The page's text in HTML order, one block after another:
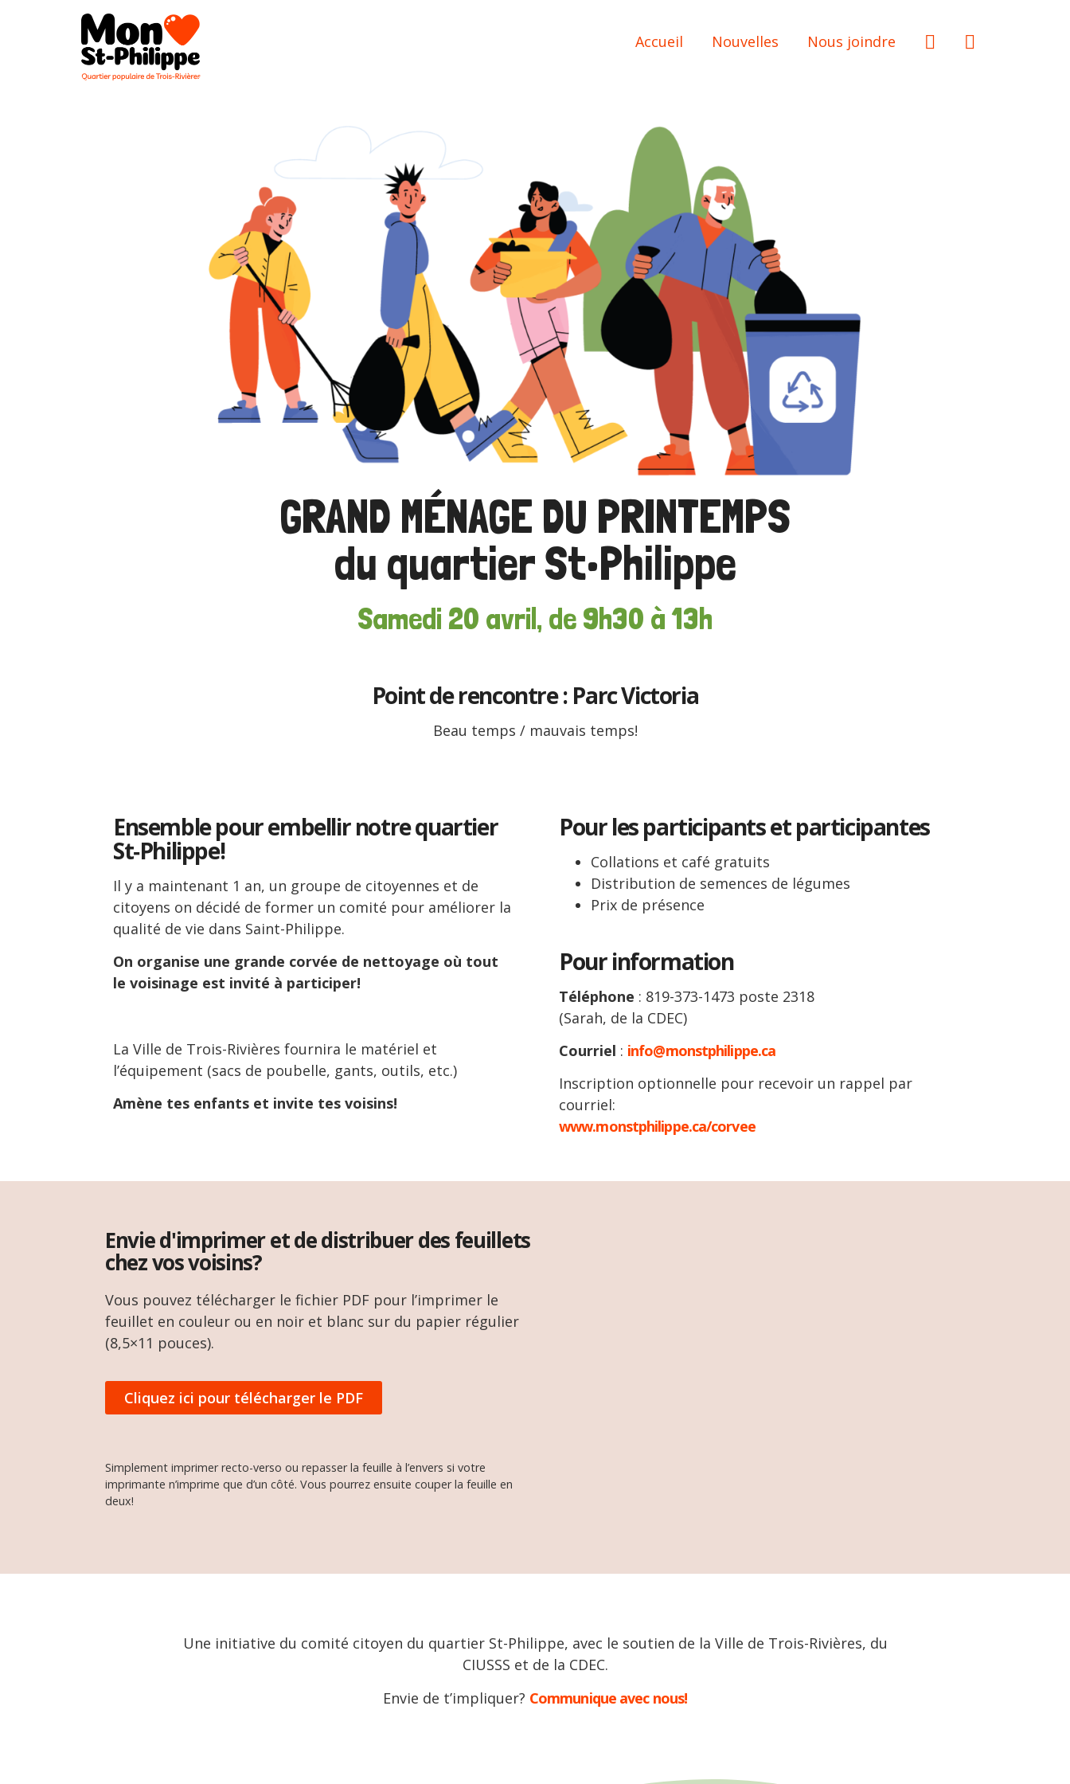
Accueil Nouvelles Nous joindre
GRAND MÉNAGE DU PRINTEMPS
du quartier St•Philippe
Samedi 20 avril, de 9h30 à 13h
Point de rencontre : Parc Victoria
Beau temps / mauvais temps!
Ensemble pour embellir notre quartier
St‑Philippe!
Il y a maintenant 1 an, un groupe de citoyennes et de
citoyens on décidé de former un comité pour améliorer la
qualité de vie dans Saint-Philippe.
On organise une grande corvée de nettoyage où tout
le voisinage est invité à participer!
La Ville de Trois-Rivières fournira le matériel et
l’équipement (sacs de poubelle, gants, outils, etc.)
Amène tes enfants et invite tes voisins!
Pour les participants et participantes
Collations et café gratuits
Distribution de semences de légumes
Prix de présence
Pour information
Téléphone : 819-373-1473 poste 2318
(Sarah, de la CDEC)
Courriel : info@monstphilippe.ca
Inscription optionnelle pour recevoir un rappel par
courriel:
www.monstphilippe.ca/corvee
Envie d'imprimer et de distribuer des feuillets
chez vos voisins?
Vous pouvez télécharger le fichier PDF pour l’imprimer le
feuillet en couleur ou en noir et blanc sur du papier régulier
(8,5×11 pouces).
Cliquez ici pour télécharger le PDF
Simplement imprimer recto-verso ou repasser la feuille à l’envers si votre
imprimante n’imprime que d’un côté. Vous pourrez ensuite couper la feuille en
deux!
Une initiative du comité citoyen du quartier St-Philippe, avec le soutien de la Ville de Trois-Rivières, du
CIUSSS et de la CDEC.
Envie de t’impliquer? Communique avec nous!